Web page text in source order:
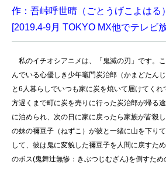
作：吾峠呼世晴（ごとうげこよはる
[2019.4-9月 TOKYO MX他でテレビ
私のイチオシアニメは、「鬼滅の刃」です。
んでいる心優しき少年竈門炭治郎（かまどたん
と6 人暮らしでいつも家に炭を焼いて届けてく
方遅くまで町に炭を売りに行った炭治郎が帰る
に泊められ、次の日に家に戻ったら家族が皆殺
の妹の禰豆子（ねずこ）が彼と一緒に山を下り
して、彼は鬼に変貌した禰豆子を人間に戻すた
のボス(鬼舞辻無惨：きぶつじむざん)を倒すため